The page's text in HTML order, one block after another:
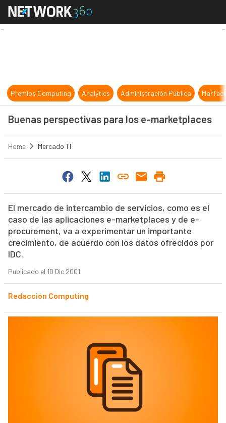
Buenas perspectivas para los e-
Premios Computing Analytics Administración Pública
Buenas perspectivas para los e-marketplaces
Home Mercado TI
El mercado de intercambio de servicios, como es el
caso de las aplicaciones e-marketplaces y de e-
procurement, va a experimentar un importante
crecimiento, de acuerdo con los datos ofrecidos por
IDC.
Publicado el 10 Dic 2001
Redacción Computing